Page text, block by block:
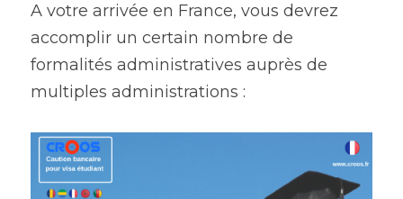
A votre arrivée en France, vous devrez
accomplir un certain nombre de
formalités administratives auprès de
multiples administrations :